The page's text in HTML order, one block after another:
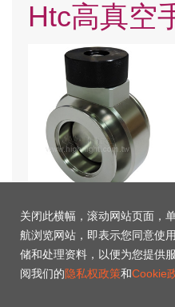
Htc高真空
KF 手动高真空蝶阀
关闭此横幅，滚动网站页面，
航浏览网站，即表示您同意使
储和处理资料，以便为您提供
阅我们的隐私权政策和Cookie